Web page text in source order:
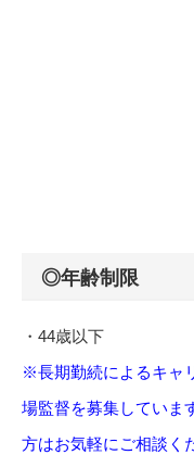
◎年齢制限
・44歳以下
※長期勤続によるキャ
場監督を募集していま
方はお気軽にご相談く